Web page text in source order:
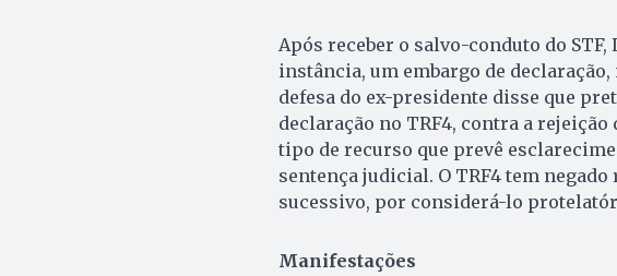
Após receber o salvo-conduto do
instância, um embargo de
defesa do ex-presidente disse que
declaração no TRF4, contra a
tipo de recurso que prevê
sentença judicial. O TRF4 tem
sucessivo, por considerá-lo
Manifestações